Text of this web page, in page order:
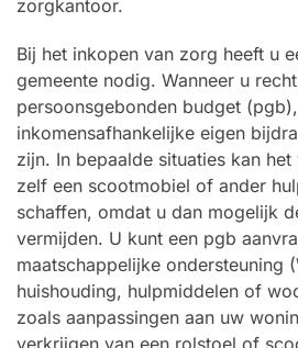
zorgkantoor.
Bij het inkopen van zorg heeft u
gemeente nodig. Wanneer u
persoonsgebonden budget
inkomensafhankelijke eigen
zijn. In bepaalde situaties kan
zelf een scootmobiel of ander
schaffen, omdat u dan mogelijk
vermijden. U kunt een pgb
maatschappelijke ondersteuning
huishouding, hulpmiddelen of
zoals aanpassingen aan uw
verkrijgen van een rolstoel of